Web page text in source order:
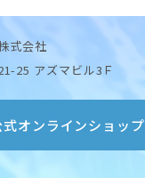
式会社
25 アズマビル3Ｆ
オンラインショップ